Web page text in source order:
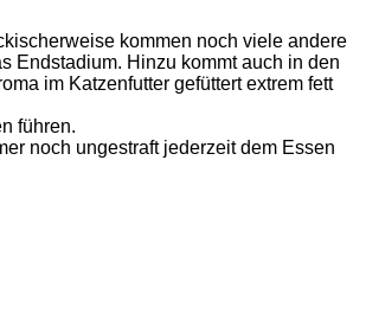
kommen noch viele andere
Endstadium. Hinzu kommt auch in den
im Katzenfutter gefüttert extrem fett
führen.
noch ungestraft jederzeit dem Essen